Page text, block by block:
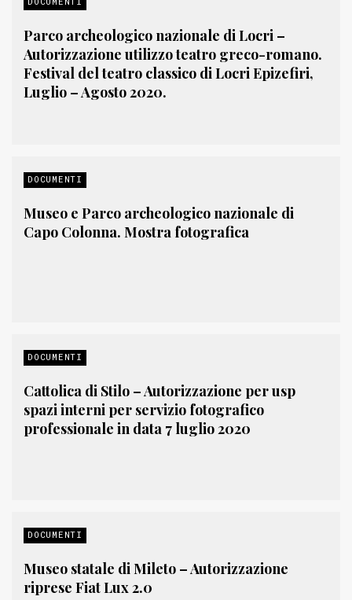
Parco archeologico nazionale di Locri –
Autorizzazione utilizzo teatro greco-romano.
Festival del teatro classico di Locri Epizefiri,
Luglio – Agosto 2020.
DOCUMENTI
Museo e Parco archeologico nazionale di
Capo Colonna. Mostra fotografica
DOCUMENTI
Cattolica di Stilo – Autorizzazione per usp
spazi interni per servizio fotografico
professionale in data 7 luglio 2020
DOCUMENTI
Museo statale di Mileto – Autorizzazione
riprese Fiat Lux 2.0